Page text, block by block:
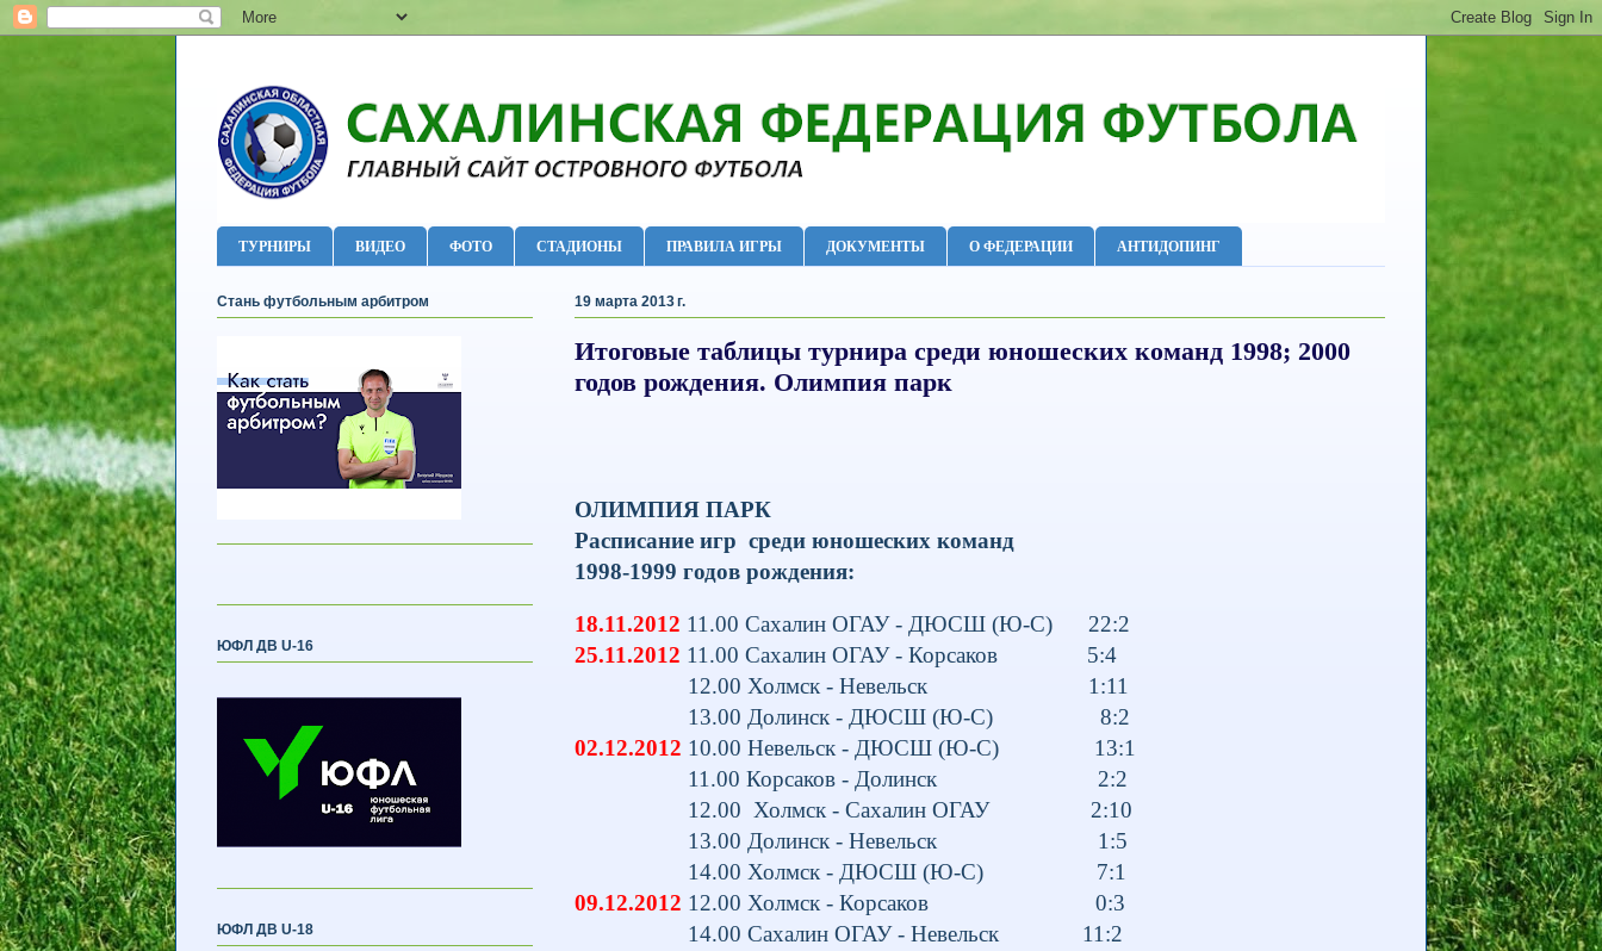
ТУРНИРЫ ВИДЕО ФОТО СТАДИОНЫ ПРАВИЛА ИГРЫ ДОКУМЕНТЫ О ФЕДЕРАЦИИ АНТИДОПИНГ
19 марта 2013 г.
Итоговые таблицы турнира среди юношеских команд 1998; 2000
годов рождения. Олимпия парк
ОЛИМПИЯ ПАРК
Расписание игр среди юношеских команд
1998-1999 годов рождения:
18.11.2012 11.00 Сахалин ОГАУ - ДЮСШ (Ю-С) 22:2
25.11.2012 11.00 Сахалин ОГАУ - Корсаков 5:4
12.00 Холмск - Невельск 1:11
13.00 Долинск - ДЮСШ (Ю-С) 8:2
02.12.2012 10.00 Невельск - ДЮСШ (Ю-С) 13:1
11.00 Корсаков - Долинск 2:2
12.00 Холмск - Сахалин ОГАУ 2:10
13.00 Долинск - Невельск 1:5
14.00 Холмск - ДЮСШ (Ю-С) 7:1
09.12.2012 12.00 Холмск - Корсаков 0:3
14.00 Сахалин ОГАУ - Невельск 11:2
Стань футбольным арбитром
ЮФЛ ДВ U-16
ЮФЛ ДВ U-18